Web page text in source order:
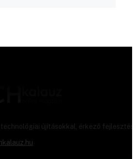
technológiai újításokkal, érkező